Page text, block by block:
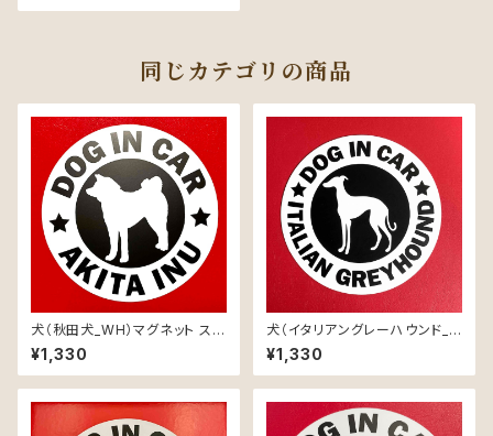
同じカテゴリの商品
犬（秋田犬_WH）マグネット ステ
ッカー 防水 車用
¥1,330
犬（イタリアングレーハウンド_
WH）マグネット ステッカー 防水
車用
¥1,330